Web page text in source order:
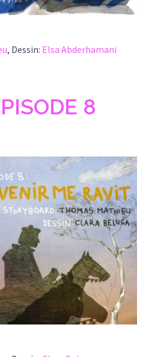
, Dessin: Elsa Abderhamani
8